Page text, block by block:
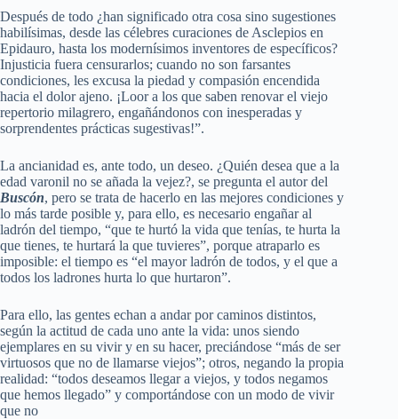
Después de todo ¿han significado otra cosa sino sugestiones
habilísimas, desde las célebres curaciones de Asclepios en
Epidauro, hasta los modernísimos inventores de específicos?
Injusticia fuera censurarlos; cuando no son farsantes
condiciones, les excusa la piedad y compasión encendida
hacia el dolor ajeno. ¡Loor a los que saben renovar el viejo
repertorio milagrero, engañándonos con inesperadas y
sorprendentes prácticas sugestivas!”.
La ancianidad es, ante todo, un deseo. ¿Quién desea que a la
edad varonil no se añada la vejez?, se pregunta el autor del
Buscón, pero se trata de hacerlo en las mejores condiciones y
lo más tarde posible y, para ello, es necesario engañar al
ladrón del tiempo, “que te hurtó la vida que tenías, te hurta la
que tienes, te hurtará la que tuvieres”, porque atraparlo es
imposible: el tiempo es “el mayor ladrón de todos, y el que a
todos los ladrones hurta lo que hurtaron”.
Para ello, las gentes echan a andar por caminos distintos,
según la actitud de cada uno ante la vida: unos siendo
ejemplares en su vivir y en su hacer, preciándose “más de ser
virtuosos que no de llamarse viejos”; otros, negando la propia
realidad: “todos deseamos llegar a viejos, y todos negamos
que hemos llegado” y comportándose con un modo de vivir
que no